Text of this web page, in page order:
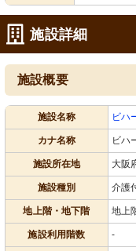
チェアー浴
安全・快適にご利用いただけ
された設備の一角です。サポ
も完備しております。
施設詳細
施設概要
施設名称 ビハ
カナ名称 ビハ
施設所在地 大阪
施設種別 介護
地上階・地下階 地上
施設利用階数 -